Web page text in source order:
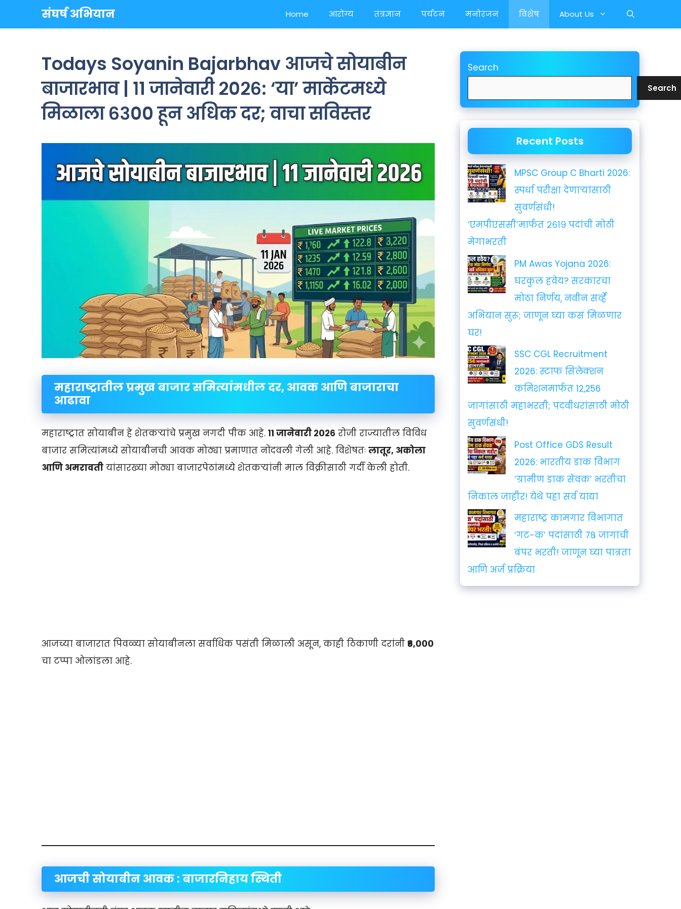
to
संघर्ष अभियान Home आरोग्य तंत्रज्ञान पर्यटन मनोरंजन विशेष About Us
Todays Soyanin Bajarbhav आजचे सोयाबीन
बाजारभाव | १1 जानेवारी २०२६: ‘या’ मार्केटमध्ये
मिळाला ६३०० हून अधिक दर; वाचा सविस्तर
महाराष्ट्रातील प्रमुख बाजार समित्यांमधील दर, आवक आणि बाजाराचा
आढावा
महाराष्ट्रात सोयाबीन हे शेतकऱ्यांचे प्रमुख नगदी पीक आहे. १1 जानेवारी २०२६ रोजी राज्यातील विविध
बाजार समित्यांमध्ये सोयाबीनची आवक मोठ्या प्रमाणात नोंदवली गेली आहे. विशेषतः लातूर, अकोला
आणि अमरावती यांसारख्या मोठ्या बाजारपेठांमध्ये शेतकऱ्यांनी माल विक्रीसाठी गर्दी केली होती.
आजच्या बाजारात पिवळ्या सोयाबीनला सर्वाधिक पसंती मिळाली असून, काही ठिकाणी दरांनी ₹६,०००
चा टप्पा ओलांडला आहे.
आजची सोयाबीन आवक : बाजारनिहाय स्थिती
Search
Search
Recent Posts
MPSC Group C Bharti 2026:
स्पर्धा परीक्षा देणाऱ्यांसाठी
सुवर्णसंधी!
‘एमपीएससी’मार्फत २६१९ पदांची मोठी
मेगाभरती
PM Awas Yojana 2026:
घरकुल हवेय? सरकारचा
मोठा निर्णय, नवीन सर्व्हे
अभियान सुरू; जाणून घ्या कसं मिळणार
घर!
SSC CGL Recruitment
2026: स्टाफ सिलेक्शन
कमिशनमार्फत 12,256
जागांसाठी महाभरती; पदवीधरांसाठी मोठी
सुवर्णसंधी!
Post Office GDS Result
2026: भारतीय डाक विभाग
‘ग्रामीण डाक सेवक’ भरतीचा
निकाल जाहीर! येथे पहा सर्व याद्या
महाराष्ट्र कामगार विभागात
‘गट-क’ पदांसाठी ७८ जागांची
बंपर भरती! जाणून घ्या पात्रता
आणि अर्ज प्रक्रिया